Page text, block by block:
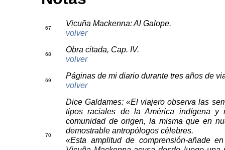
67
Vicuña Mackenna: Al Galope.
volver
68
Obra citada, Cap. IV.
volver
69
Páginas de mi diario durante tres años de
volver
70
Dice Galdames: «El viajero observa las
tipos raciales de la América indígena y
comunidad de origen, la misma que en
demostrable antropólogos célebres.
«Esta amplitud de comprensión-añade